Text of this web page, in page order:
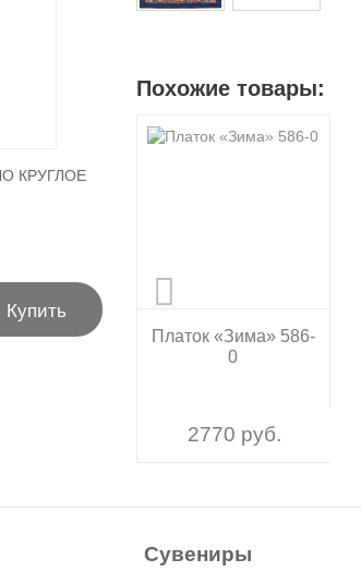
Похожие товары:
Платок «Зима» 586-
0
2770 руб.
Платок «Зима» 586-
5
2770 руб.
КРУГЛОЕ
Купить
Сувениры